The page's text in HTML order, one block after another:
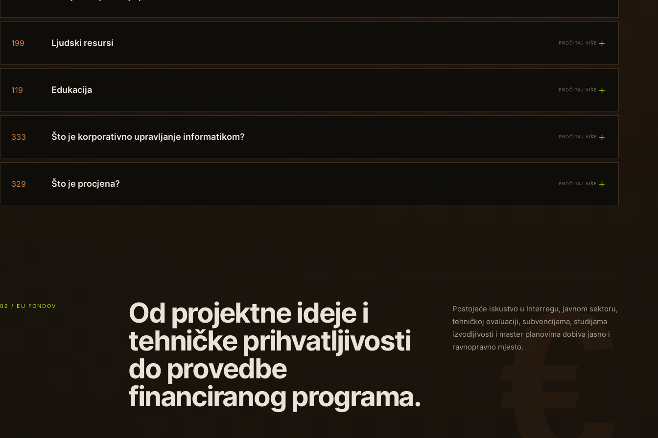
199 Ljudski resursi PROČITAJ VIŠE ＋
119 Edukacija PROČITAJ VIŠE ＋
333 Što je korporativno upravljanje informatikom? PROČITAJ VIŠE ＋
329 Što je procjena? PROČITAJ VIŠE ＋
02 / EU FONDOVI
Od projektne ideje i
tehničke prihvatljivosti
do provedbe
financiranog programa.
Postojeće iskustvo u Interregu, javnom sektoru,
tehničkoj evaluaciji, subvencijama, studijama
izvodljivosti i master planovima dobiva jasno i
ravnopravno mjesto.